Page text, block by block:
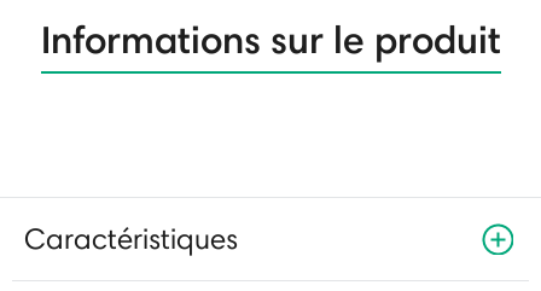
Informations sur le produit
Caractéristiques